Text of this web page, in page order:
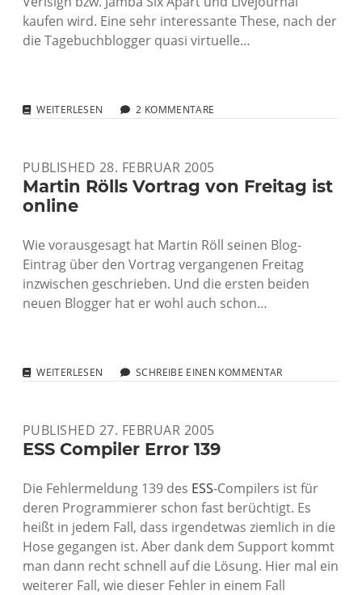
kaufen wird. Eine sehr interessante These, nach der
die Tagebuchblogger quasi virtuelle…
WEITERLESEN WARUM
WIRBT
[UPDATE]
2 KOMMENTARE
PUBLISHED 28. FEBRUAR 2005
Martin Rölls Vortrag von Freitag ist
online
Wie vorausgesagt hat Martin Röll seinen Blog-
Eintrag über den Vortrag vergangenen Freitag
inzwischen geschrieben. Und die ersten beiden
neuen Blogger hat er wohl auch schon…
WEITERLESEN MARTIN
FREITAG
IST
ONLINE
SCHREIBE EINEN KOMMENTAR
PUBLISHED 27. FEBRUAR 2005
ESS Compiler Error 139
Die Fehlermeldung 139 des ESS-Compilers ist für
deren Programmierer schon fast berüchtigt. Es
heißt in jedem Fall, dass irgendetwas ziemlich in die
Hose gegangen ist. Aber dank dem Support kommt
man dann recht schnell auf die Lösung. Hier mal ein
weiterer Fall, wie dieser Fehler in einem Fall